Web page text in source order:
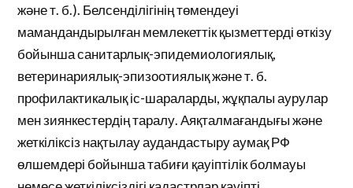
және т. б.). Белсенділігінің төмендеуі
мамандандырылған мемлекеттік қызметтерді өткізу
бойынша санитарлық-эпидемиологиялық,
ветеринариялық-эпизоотиялық және т. б.
профилактикалық іс-шараларды, жұқпалы аурулар
мен зиянкестердің таралу. Аяқталмағандығы және
жеткіліксіз нақтылау аудандастыру аумақ РФ
өлшемдері бойынша табиғи қауіптілік болмауы